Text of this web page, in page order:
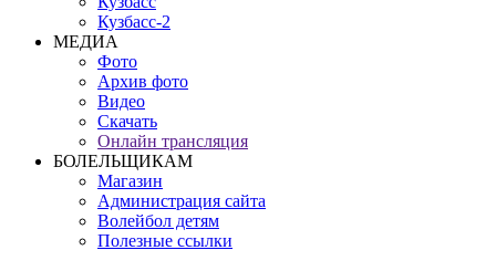
Кузбасс-2
МЕДИА
Фото
Архив фото
Видео
Скачать
Онлайн трансляция
БОЛЕЛЬЩИКАМ
Магазин
Администрация сайта
Волейбол детям
Полезные ссылки